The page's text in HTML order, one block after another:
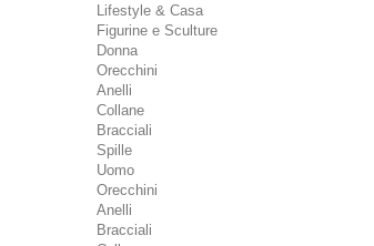
Lifestyle & Casa
Figurine e Sculture
Donna
Orecchini
Anelli
Collane
Bracciali
Spille
Uomo
Orecchini
Anelli
Bracciali